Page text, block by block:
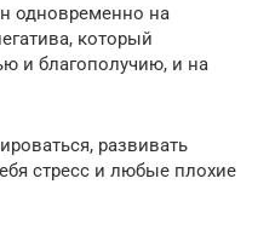
одновременно на
который
и благополучию, и на
развивать
стресс и любые плохие